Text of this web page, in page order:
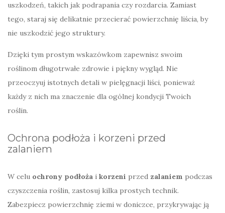
uszkodzeń, takich jak podrapania czy rozdarcia. Zamiast
tego, staraj się delikatnie przecierać powierzchnię liścia, by
nie uszkodzić jego struktury.
Dzięki tym prostym wskazówkom zapewnisz swoim
roślinom długotrwałe zdrowie i piękny wygląd. Nie
przeoczyuj istotnych detali w pielęgnacji liści, ponieważ
każdy z nich ma znaczenie dla ogólnej kondycji Twoich
roślin.
Ochrona podłoża i korzeni przed
zalaniem
W celu ochrony podłoża i korzeni przed zalaniem podczas
czyszczenia roślin, zastosuj kilka prostych technik.
Zabezpiecz powierzchnię ziemi w doniczce, przykrywając ją